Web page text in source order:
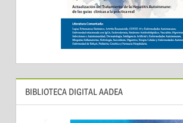
BIBLIOTECA DIGITAL AADEA